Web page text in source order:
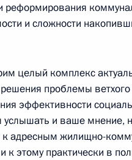
воскресенье
по итогам переговоров
Сочи, Бочаров Ручей
канцлером
и сложности
целый комплекс
проблемы
эффективности
услышать и ваше мнение,
к адресным жилищно-
к этому практически в